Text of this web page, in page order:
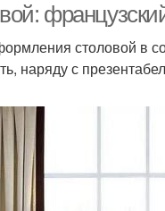
столовой в
наряду с